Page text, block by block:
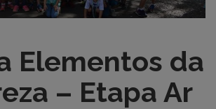
Elementos da
– Etapa Ar